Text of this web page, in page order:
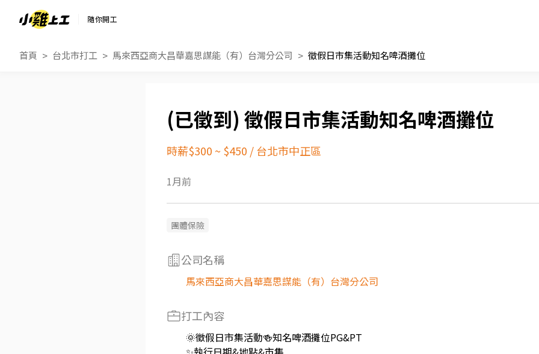
隨你開工
首頁 台北市打工 馬來西亞商大昌華嘉思謀能（有）台灣分公司 徵假日市集活動知名啤酒攤位
徵假日市集活動知名啤酒攤位
時薪$300 ~ $450 / 台北市中正區
1月前
團體保險
公司名稱
馬來西亞商大昌華嘉思謀能（有）台灣分公司
打工內容
🌞徵假日市集活動🍻知名啤酒攤位PG&PT